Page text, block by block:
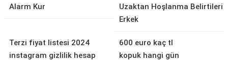
Alarm Kur
Uzaktan Hoşlanma Belirtileri
Erkek
Terzi fiyat listesi 2024
instagram gizlilik hesap
600 euro kaç tl
kopuk hangi gün